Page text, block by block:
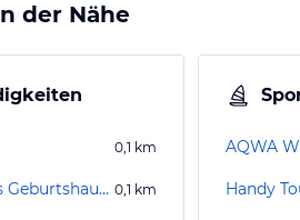
der Nähe
0,1 km
Gedenkstein an das Geburtshaus von Johann Jakob Astor 0,1 km
AQWA
Handy